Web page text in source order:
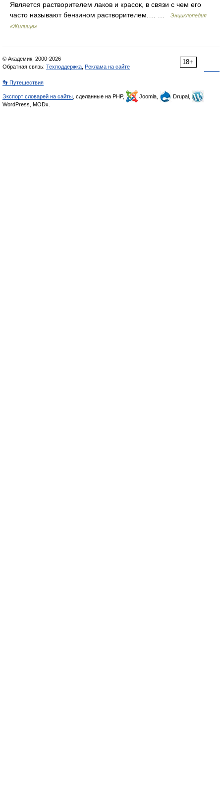
Является растворителем лаков и красок, в связи с чем его
часто называют бензином растворителем.… …
Энциклопедия
«Жилище»
18+
© Академик, 2000-2026
Обратная связь: Техподдержка Реклама на сайте
👣 Путешествия
Экспорт словарей на сайты , сделанные на PHP, Joomla,
Drupal,
WordPress, MODx.